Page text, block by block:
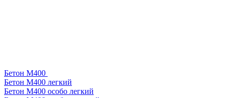
Бетон М400
Бетон М400 легкий
Бетон М400 особо легкий